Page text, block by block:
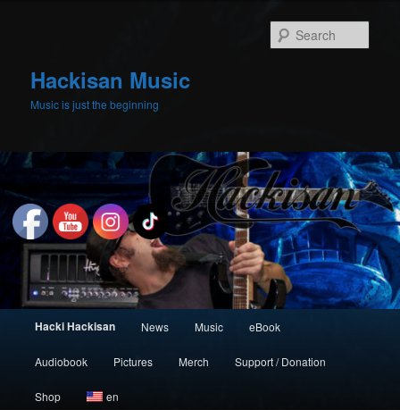
Hackisan Music
Music is just the beginning
Hacki Hackisan News Music eBook
Audiobook Pictures Merch Support / Donation
Shop en